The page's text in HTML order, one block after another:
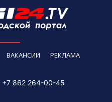
ВАКАНСИИ РЕКЛАМА
+7 862 264-00-45